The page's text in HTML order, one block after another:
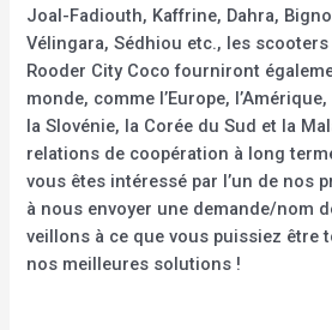
Joal-Fadiouth, Kaffrine, Dahra,
Vélingara, Sédhiou etc., les
Rooder City Coco fourniront
monde, comme l’Europe, l’Amérique,
la Slovénie, la Corée du Sud et la
relations de coopération à long
vous êtes intéressé par l’un de nos
à nous envoyer une demande/nom
veillons à ce que vous puissiez être
nos meilleures solutions !